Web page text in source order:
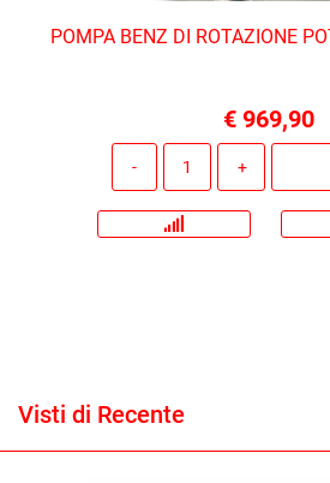
POMPA BENZ DI ROTAZIONE
€ 969,90
Visti di Recente